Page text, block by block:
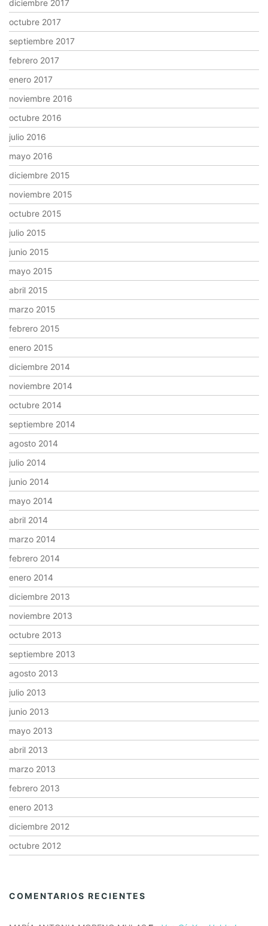
diciembre 2017
octubre 2017
septiembre 2017
febrero 2017
enero 2017
noviembre 2016
octubre 2016
julio 2016
mayo 2016
diciembre 2015
noviembre 2015
octubre 2015
julio 2015
junio 2015
mayo 2015
abril 2015
marzo 2015
febrero 2015
enero 2015
diciembre 2014
noviembre 2014
octubre 2014
septiembre 2014
agosto 2014
julio 2014
junio 2014
mayo 2014
abril 2014
marzo 2014
febrero 2014
enero 2014
diciembre 2013
noviembre 2013
octubre 2013
septiembre 2013
agosto 2013
julio 2013
junio 2013
mayo 2013
abril 2013
marzo 2013
febrero 2013
enero 2013
diciembre 2012
octubre 2012
COMENTARIOS RECIENTES